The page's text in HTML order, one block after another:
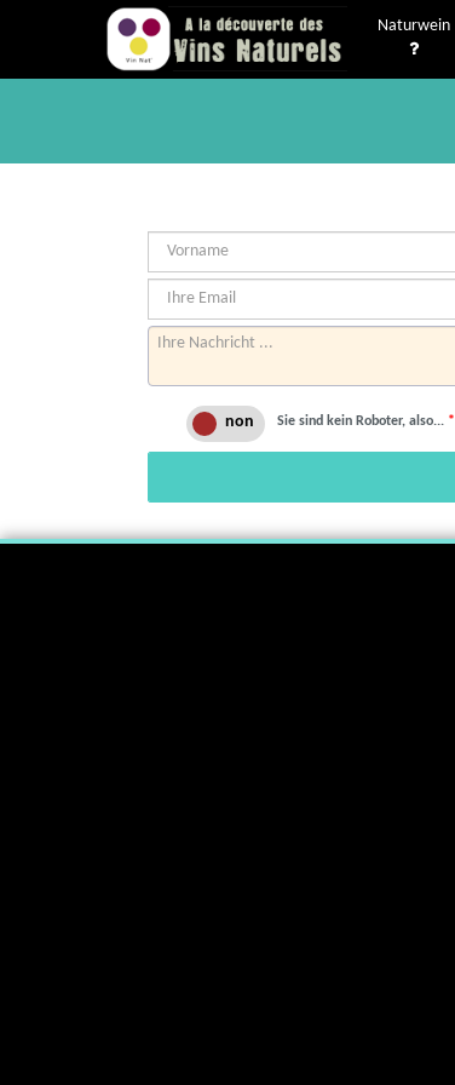
Naturwein
Sie sind kein Roboter, also... *